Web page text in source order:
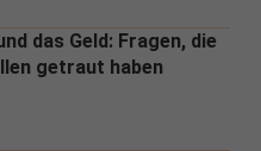
das Geld: Fragen, die
getraut haben